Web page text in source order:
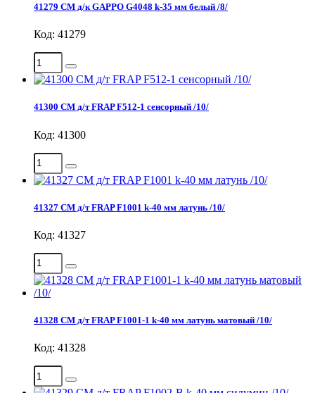
41279 СМ д/к GAPPO G4048 k-35 мм белый /8/
Код: 41279
41300 СМ д/т FRAP F512-1 сенсорный /10/
Код: 41300
41327 СМ д/т FRAP F1001 k-40 мм латунь /10/
Код: 41327
41328 СМ д/т FRAP F1001-1 k-40 мм латунь матовый /10/
Код: 41328